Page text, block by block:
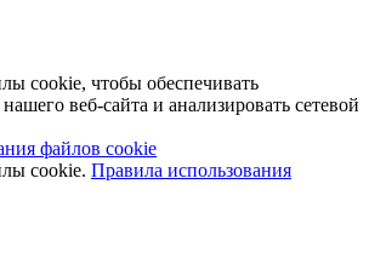
cookie, чтобы обеспечивать
веб-сайта и анализировать сетевой
файлов cookie
cookie. Правила использования